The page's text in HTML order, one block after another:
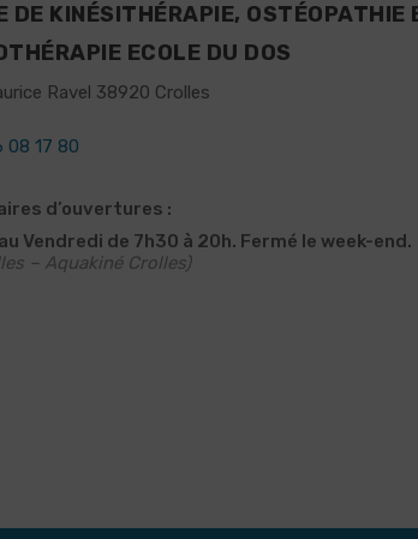
DE KINÉSITHÉRAPIE, OSTÉOPATHIE
ECOLE DU DOS
Ravel 38920 Crolles
08 17 80
d’ouvertures :
Vendredi de 7h30 à 20h. Fermé le week-end.
– Aquakiné Crolles)